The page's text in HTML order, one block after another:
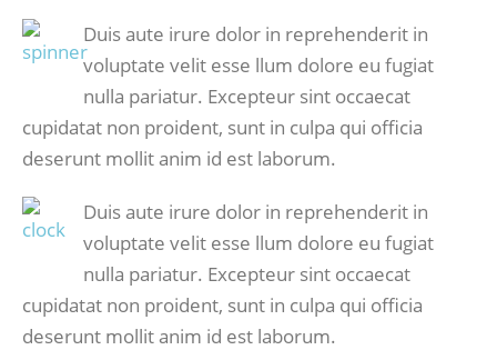
Duis aute irure dolor in reprehenderit in
voluptate velit esse llum dolore eu fugiat
nulla pariatur. Excepteur sint occaecat
cupidatat non proident, sunt in culpa qui officia
deserunt mollit anim id est laborum.
Duis aute irure dolor in reprehenderit in
voluptate velit esse llum dolore eu fugiat
nulla pariatur. Excepteur sint occaecat
cupidatat non proident, sunt in culpa qui officia
deserunt mollit anim id est laborum.